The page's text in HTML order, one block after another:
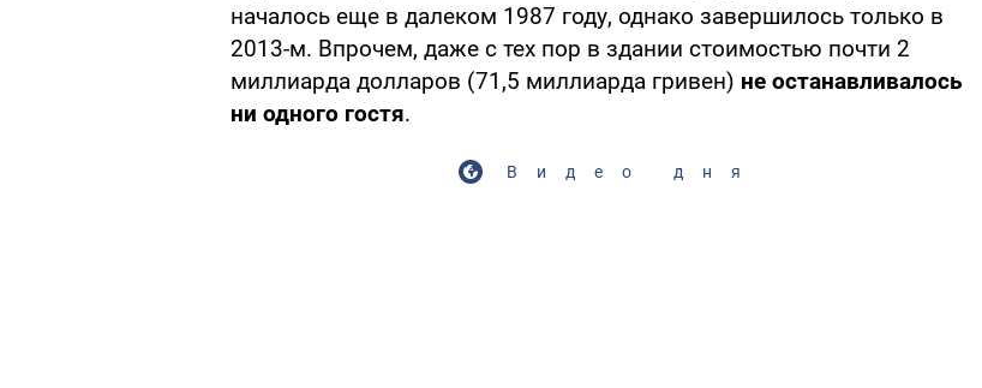
началось еще в далеком 1987 году, однако завершилось только в
2013-м. Впрочем, даже с тех пор в здании стоимостью почти 2
миллиарда долларов (71,5 миллиарда гривен) не останавливалось
ни одного гостя.
Видео дня